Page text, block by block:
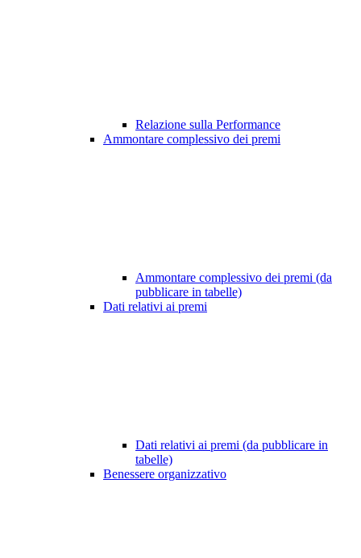
Relazione sulla Performance
Ammontare complessivo dei premi
Ammontare complessivo dei premi (da
pubblicare in tabelle)
Dati relativi ai premi
Dati relativi ai premi (da pubblicare in
tabelle)
Benessere organizzativo